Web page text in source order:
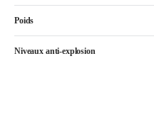
Poids
Niveaux anti-explosion